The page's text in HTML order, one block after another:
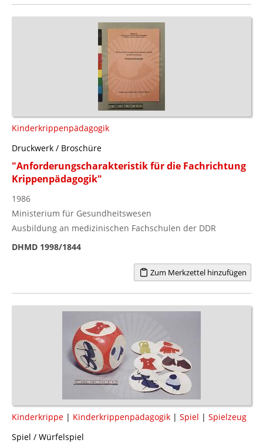
Kinderkrippenpädagogik
Druckwerk / Broschüre
"Anforderungscharakteristik für die Fachrichtung
Krippenpädagogik"
1986
Ministerium für Gesundheitswesen
Ausbildung an medizinischen Fachschulen der DDR
DHMD 1998/1844
Zum Merkzettel hinzufügen
Kinderkrippe | Kinderkrippenpädagogik | Spiel | Spielzeug
Spiel / Würfelspiel